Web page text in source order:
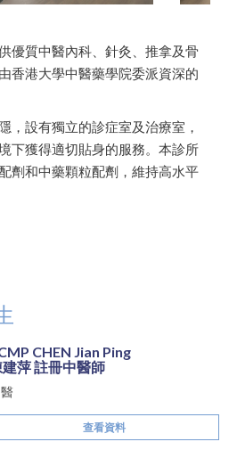
優質中醫內科、針灸、推拿及骨
香港大學中醫藥學院委派資深的
，設有獨立的診症室及治療室，
下獲得適切貼身的服務。本診所
劑和中藥顆粒配劑，維持高水平
CHEN Jian Ping
萍 註冊中醫師
查看資料